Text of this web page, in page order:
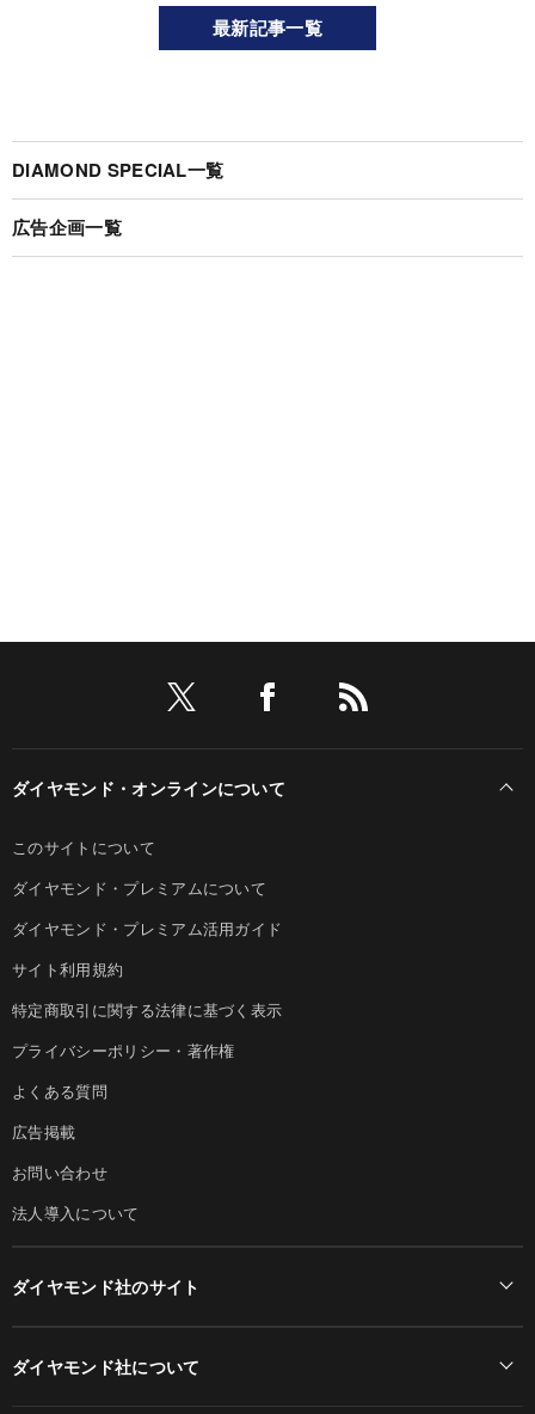
最新記事一覧
DIAMOND SPECIAL一覧
広告企画一覧
ダイヤモンド・オンラインについて
このサイトについて
ダイヤモンド・プレミアムについて
ダイヤモンド・プレミアム活用ガイド
サイト利用規約
特定商取引に関する法律に基づく表示
プライバシーポリシー・著作権
よくある質問
広告掲載
お問い合わせ
法人導入について
ダイヤモンド社のサイト
ダイヤモンド社について